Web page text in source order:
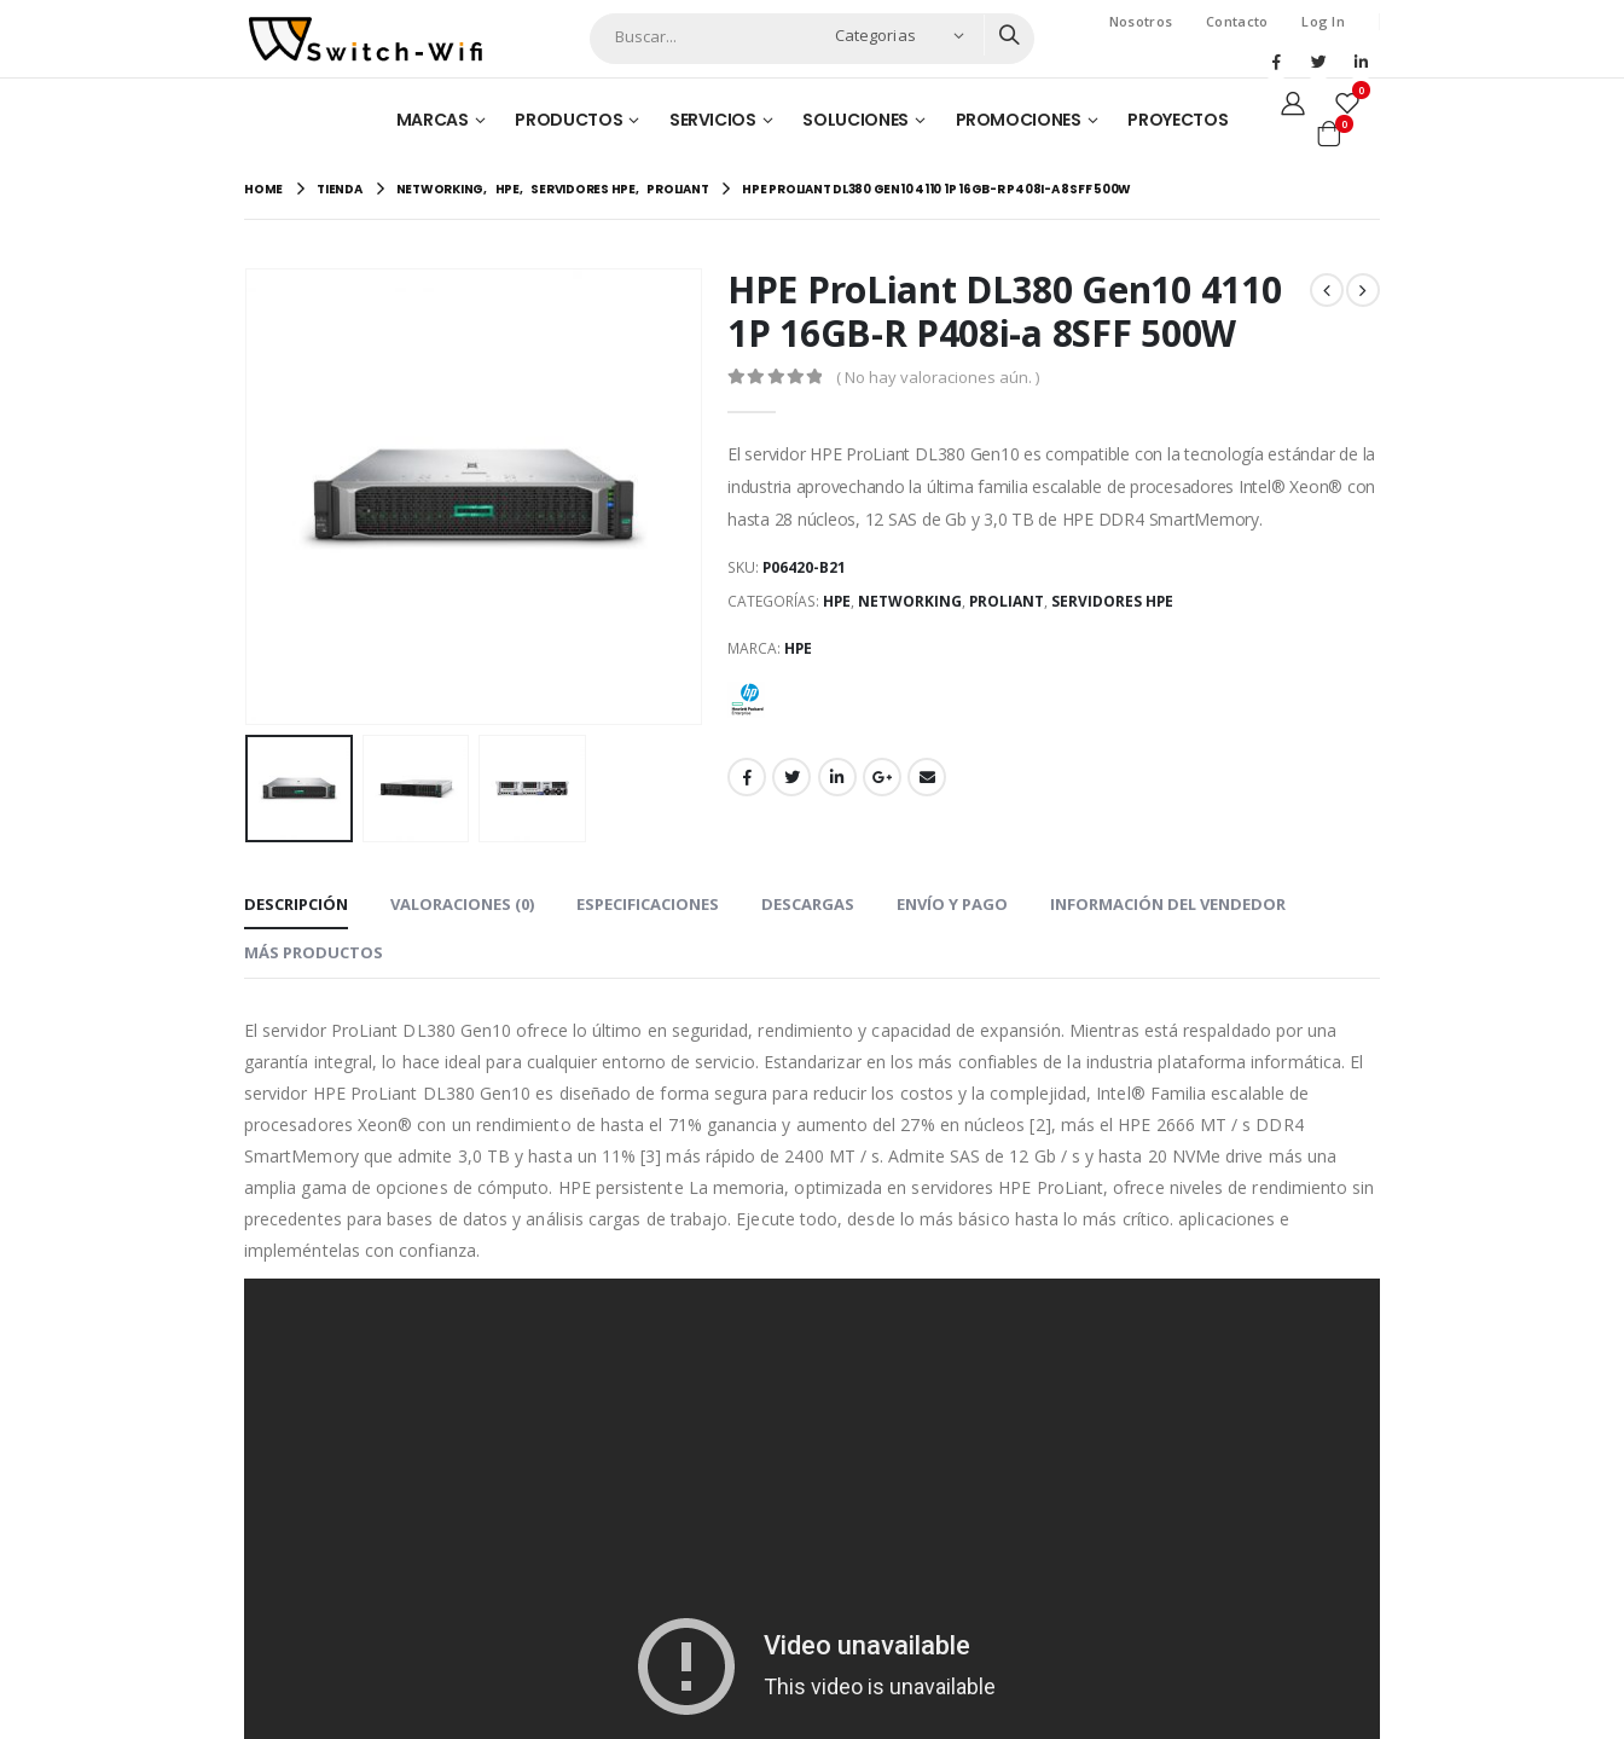
Categorias
Nosotros Contacto Log In
MARCAS PRODUCTOS SERVICIOS SOLUCIONES PROMOCIONES PROYECTOS
0
0
HOME TIENDA NETWORKING, HPE, SERVIDORES HPE, PROLIANT HPE PROLIANT DL380 GEN10 4110 1P 16GB-R P408I-A 8SFF 500W
HPE ProLiant DL380 Gen10 4110
1P 16GB-R P408i-a 8SFF 500W
( No hay valoraciones aún. )
El servidor HPE ProLiant DL380 Gen10 es compatible con la tecnología estándar de la
industria aprovechando la última familia escalable de procesadores Intel® Xeon® con
hasta 28 núcleos, 12 SAS de Gb y 3,0 TB de HPE DDR4 SmartMemory.
SKU: P06420-B21
CATEGORÍAS: HPE, NETWORKING, PROLIANT, SERVIDORES HPE
MARCA: HPE
DESCRIPCIÓN VALORACIONES (0) ESPECIFICACIONES DESCARGAS ENVÍO Y PAGO INFORMACIÓN DEL VENDEDOR
MÁS PRODUCTOS
El servidor ProLiant DL380 Gen10 ofrece lo último en seguridad, rendimiento y capacidad de expansión. Mientras está respaldado por una
garantía integral, lo hace ideal para cualquier entorno de servicio. Estandarizar en los más confiables de la industria plataforma informática. El
servidor HPE ProLiant DL380 Gen10 es diseñado de forma segura para reducir los costos y la complejidad, Intel® Familia escalable de
procesadores Xeon® con un rendimiento de hasta el 71% ganancia y aumento del 27% en núcleos [2], más el HPE 2666 MT / s DDR4
SmartMemory que admite 3,0 TB y hasta un 11% [3] más rápido de 2400 MT / s. Admite SAS de 12 Gb / s y hasta 20 NVMe drive más una
amplia gama de opciones de cómputo. HPE persistente La memoria, optimizada en servidores HPE ProLiant, ofrece niveles de rendimiento sin
precedentes para bases de datos y análisis cargas de trabajo. Ejecute todo, desde lo más básico hasta lo más crítico. aplicaciones e
impleméntelas con confianza.